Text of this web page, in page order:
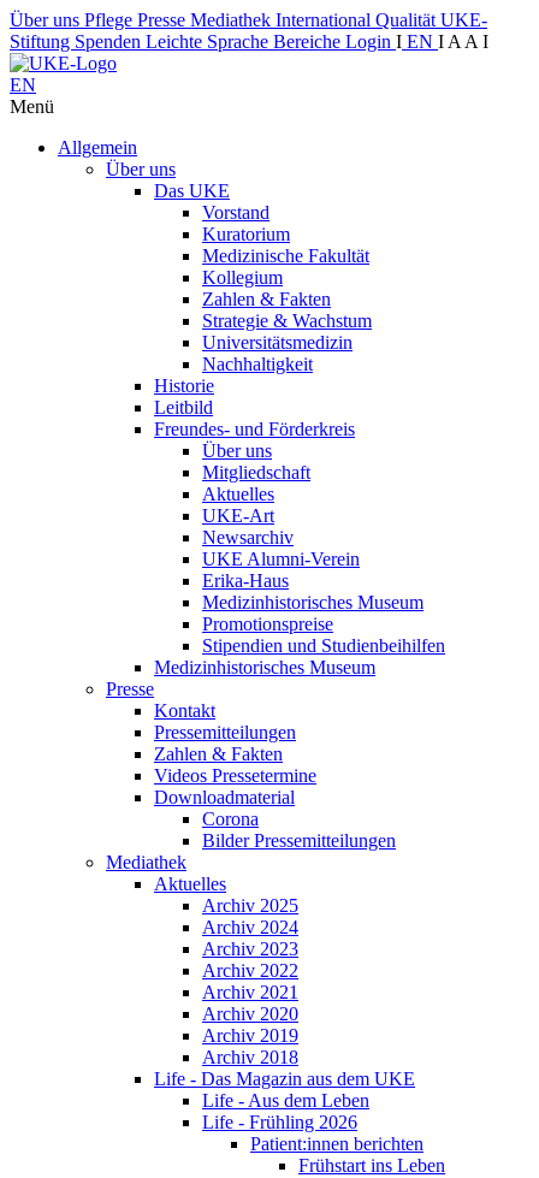
Über uns Pflege Presse Mediathek International Qualität UKE-
Stiftung Spenden Leichte Sprache Bereiche Login I EN I A A I
EN
Menü
Allgemein
Über uns
Das UKE
Vorstand
Kuratorium
Medizinische Fakultät
Kollegium
Zahlen & Fakten
Strategie & Wachstum
Universitätsmedizin
Nachhaltigkeit
Historie
Leitbild
Freundes- und Förderkreis
Über uns
Mitgliedschaft
Aktuelles
UKE-Art
Newsarchiv
UKE Alumni-Verein
Erika-Haus
Medizinhistorisches Museum
Promotionspreise
Stipendien und Studienbeihilfen
Medizinhistorisches Museum
Presse
Kontakt
Pressemitteilungen
Zahlen & Fakten
Videos Pressetermine
Downloadmaterial
Corona
Bilder Pressemitteilungen
Mediathek
Aktuelles
Archiv 2025
Archiv 2024
Archiv 2023
Archiv 2022
Archiv 2021
Archiv 2020
Archiv 2019
Archiv 2018
Life - Das Magazin aus dem UKE
Life - Aus dem Leben
Life - Frühling 2026
Patient:innen berichten
Frühstart ins Leben